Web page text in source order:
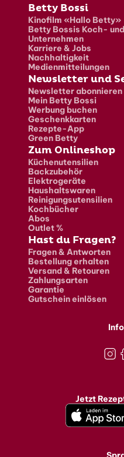
Fusszeile
Betty Bossi
Kinofilm «Hallo Betty»
Betty Bossis Koch-
Unternehmen
Karriere & Jobs
Nachhaltigkeit
Medienmitteilungen
Newsletter und
Newsletter abonnieren
Mein Betty Bossi
Werbung buchen
Geschenkkarten
Rezepte-App
Green Betty
Zum Onlineshop
Küchenutensilien
Backzubehör
Elektrogeräte
Haushaltswaren
Reinigungsutensilien
Kochbücher
Abos
Outlet %
Hast du Fragen?
Fragen & Antworten
Bestellung erhalten
Versand & Retouren
Zahlungsarten
Garantie
Gutschein einlösen
Jetzt